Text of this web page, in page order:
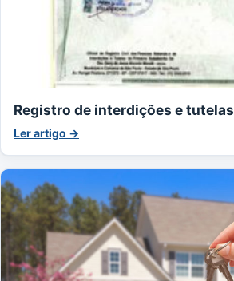
Registro de interdições e tutelas
Ler artigo →